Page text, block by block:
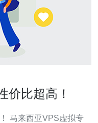
价比超高！